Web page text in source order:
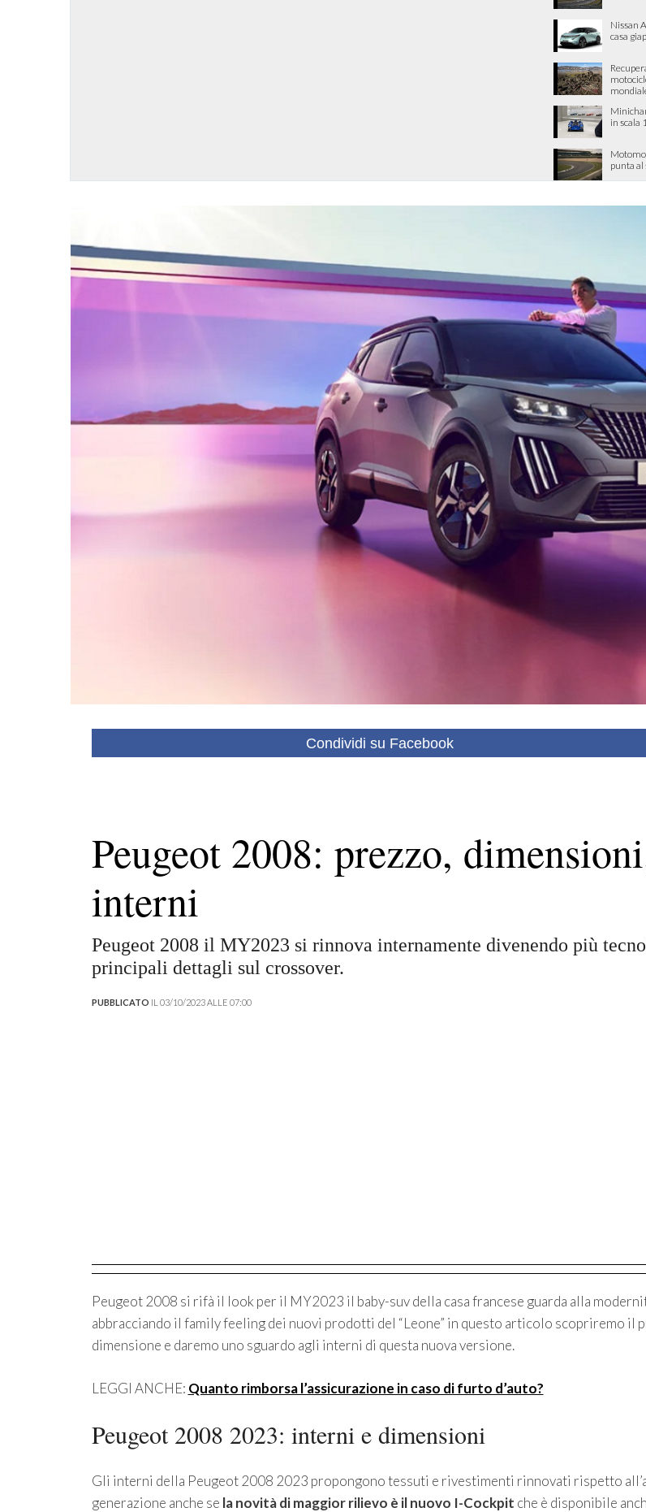
Nissan
casa
in scala
punta al
Condividi su Facebook
Peugeot 2008: prezzo,
interni
Peugeot 2008 il MY2023 si rinnova internamente divenendo più
principali dettagli sul crossover.
PUBBLICATO IL 03/10/2023 ALLE 07:00
Peugeot 2008 si rifà il look per il MY2023 il baby-suv della casa francese guarda alla
abbracciando il family feeling dei nuovi prodotti del “Leone” in questo articolo scopriremo il
dimensione e daremo uno sguardo agli interni di questa nuova versione.
LEGGI ANCHE: Quanto rimborsa l’assicurazione in caso di furto d’auto?
Peugeot 2008 2023: interni e dimensioni
Gli interni della Peugeot 2008 2023 propongono tessuti e rivestimenti rinnovati rispetto
generazione anche se la novità di maggior rilievo è il nuovo I-Cockpit che è disponibile